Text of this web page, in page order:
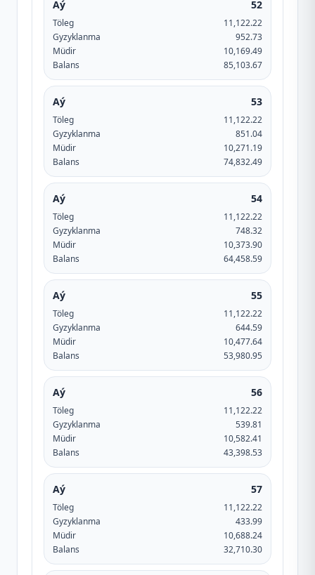
Aý 52
Töleg
11,122.22
Gyzyklanma
952.73
Müdir
10,169.49
Balans
85,103.67
Aý 53
Töleg
11,122.22
Gyzyklanma
851.04
Müdir
10,271.19
Balans
74,832.49
Aý 54
Töleg
11,122.22
Gyzyklanma
748.32
Müdir
10,373.90
Balans
64,458.59
Aý 55
Töleg
11,122.22
Gyzyklanma
644.59
Müdir
10,477.64
Balans
53,980.95
Aý 56
Töleg
11,122.22
Gyzyklanma
539.81
Müdir
10,582.41
Balans
43,398.53
Aý 57
Töleg
11,122.22
Gyzyklanma
433.99
Müdir
10,688.24
Balans
32,710.30